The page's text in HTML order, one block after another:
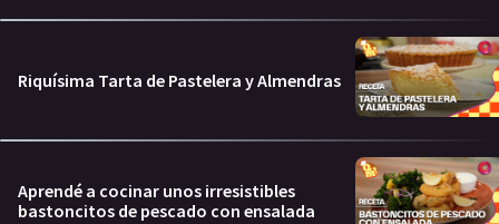
Riquísima Tarta de Pastelera y Almendras
Aprendé a cocinar unos irresistibles
bastoncitos de pescado con ensalada